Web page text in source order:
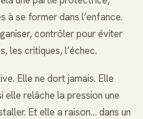
à se former dans l’enfance.
contrôler pour éviter
les critiques, l’échec.
Elle ne dort jamais. Elle
relâche la pression une
Et elle a raison… dans un